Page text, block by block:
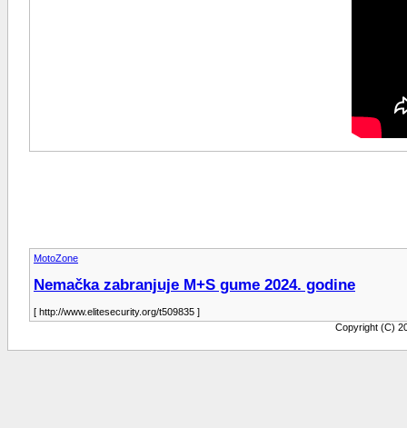
MotoZone
Nemačka zabranjuje M+S gume 2024. godine
[ http://www.elitesecurity.org/t509835 ]
Copyright (C)